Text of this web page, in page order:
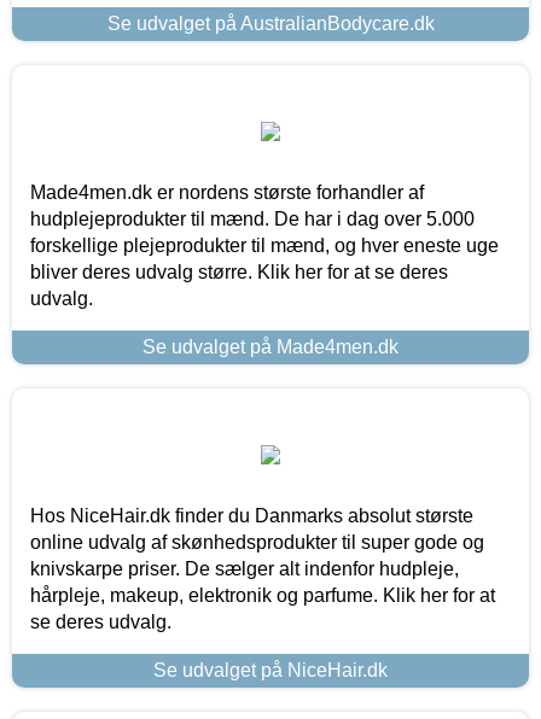
Se udvalget på AustralianBodycare.dk
Made4men.dk er nordens største forhandler af
hudplejeprodukter til mænd. De har i dag over 5.000
forskellige plejeprodukter til mænd, og hver eneste uge
bliver deres udvalg større. Klik her for at se deres
udvalg.
Se udvalget på Made4men.dk
Hos NiceHair.dk finder du Danmarks absolut største
online udvalg af skønhedsprodukter til super gode og
knivskarpe priser. De sælger alt indenfor hudpleje,
hårpleje, makeup, elektronik og parfume. Klik her for at
se deres udvalg.
Se udvalget på NiceHair.dk